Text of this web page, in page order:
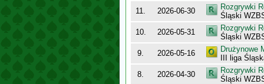
11.
2026-06-30
Rozgrywki
Śląski
10. 2026-05-31
Rozgrywki
Śląski
9. 2026-05-16
Drużynowe
III liga
8. 2026-04-30
Rozgrywki
Śląski